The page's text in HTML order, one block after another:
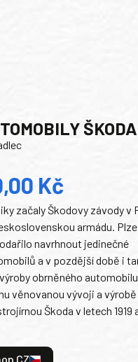
ŠKODA
Kč
začaly Škodovy závody v
armádu.
navrhnout jedinečné
a v pozdější době i
obrněného
věnovanou vývoji a výrobě
Škoda v letech 1919
CZ